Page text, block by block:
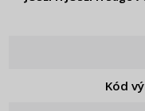
Kód